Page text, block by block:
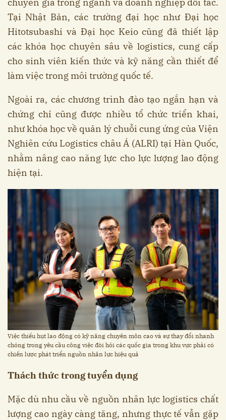
Tại Nhật Bản, các trường đại học như Đại học
Hitotsubashi và Đại học Keio cũng đã thiết lập
các khóa học chuyên sâu về logistics, cung cấp
cho sinh viên kiến thức và kỹ năng cần thiết để
làm việc trong môi trường quốc tế.
Ngoài ra, các chương trình đào tạo ngắn hạn và
chứng chỉ cũng được nhiều tổ chức triển khai,
như khóa học về quản lý chuỗi cung ứng của Viện
Nghiên cứu Logistics châu Á (ALRI) tại Hàn Quốc,
nhằm nâng cao năng lực cho lực lượng lao động
hiện tại.
Việc thiếu hụt lao động có kỹ năng chuyên môn cao và sự thay đổi nhanh
chóng trong yêu cầu công việc đòi hỏi các quốc gia trong khu vực phải có
chiến lược phát triển nguồn nhân lực hiệu quả
Thách thức trong tuyển dụng
Mặc dù nhu cầu về nguồn nhân lực logistics chất
lượng cao ngày càng tăng, nhưng thực tế vẫn gặp